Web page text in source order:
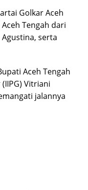
Golkar Aceh
Tengah dari
serta
Aceh Tengah
Vitriani
jalannya